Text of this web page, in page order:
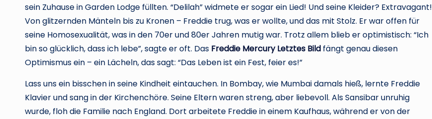
sein Zuhause in Garden Lodge füllten. “Delilah” widmete er sogar ein Lied! Und seine Kleider? Extravagant!
Von glitzernden Mänteln bis zu Kronen – Freddie trug, was er wollte, und das mit Stolz. Er war offen für
seine Homosexualität, was in den 70er und 80er Jahren mutig war. Trotz allem blieb er optimistisch: “Ich
bin so glücklich, dass ich lebe”, sagte er oft. Das Freddie Mercury Letztes Bild fängt genau diesen
Optimismus ein – ein Lächeln, das sagt: “Das Leben ist ein Fest, feier es!”
Lass uns ein bisschen in seine Kindheit eintauchen. In Bombay, wie Mumbai damals hieß, lernte Freddie
Klavier und sang in der Kirchenchöre. Seine Eltern waren streng, aber liebevoll. Als Sansibar unruhig
wurde, floh die Familie nach England. Dort arbeitete Freddie in einem Kaufhaus, während er von der